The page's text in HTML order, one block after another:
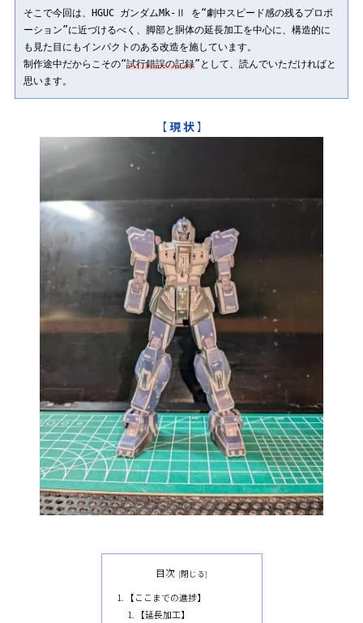
そこで今回は、HGUC ガンダムMk-Ⅱ を“劇中スピード感の残るプロポ
ーション”に近づけるべく、脚部と胴体の延長加工を中心に、構造的に
も見た目にもインパクトのある改造を施しています。
制作途中だからこその“試行錯誤の記録”として、読んでいただければと
思います。
【現 状】
目次
【ここまでの進捗】
【延長加工】